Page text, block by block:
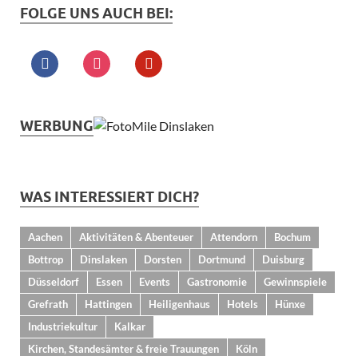
FOLGE UNS AUCH BEI:
WERBUNG
WAS INTERESSIERT DICH?
Aachen Aktivitäten & Abenteuer Attendorn
Bochum
Bottrop
Dinslaken Dorsten Dortmund
Duisburg
Düsseldorf
Essen Events Gastronomie
Gewinnspiele
Grefrath
Hattingen Heiligenhaus Hotels
Hünxe
Industriekultur
Kalkar
Kirchen, Standesämter & freie Trauungen
Köln